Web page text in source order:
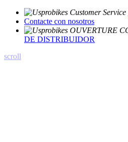
Contacte con nosotros
DE DISTRIBUIDOR
scroll